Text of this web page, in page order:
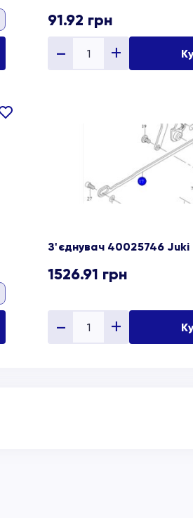
91.92 грн
В
З'єднувач 40025746 Juki
1526.91 грн